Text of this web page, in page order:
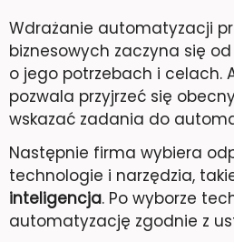
Wdrażanie automatyzacji
biznesowych zaczyna się
o jego potrzebach i celach.
pozwala przyjrzeć się
wskazać zadania do
Następnie firma wybiera
technologie i narzędzia,
inteligencja. Po wyborze
automatyzację zgodnie z